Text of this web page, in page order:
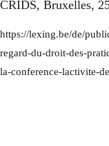
CRIDS, Bruxelles,
https://lexing.be/de/
regard-du-droit-des-
la-conference-lactivite-